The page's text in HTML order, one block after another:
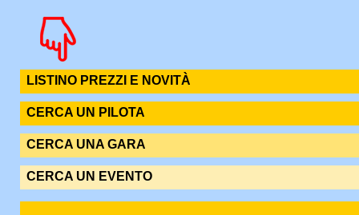
LISTINO PREZZI E NOVITÀ
CERCA UN PILOTA
CERCA UNA GARA
CERCA UN EVENTO